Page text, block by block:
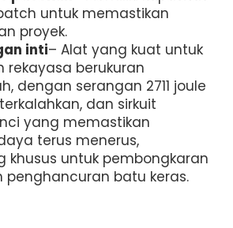
untuk memastikan
proyek.
inti– Alat yang kuat untuk
rekayasa berukuran
dengan serangan 2711 joule
dan sirkuit
yang memastikan
terus menerus,
khusus untuk pembongkaran
penghancuran batu keras.